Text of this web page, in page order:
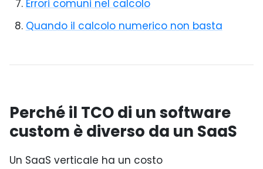
Errori comuni nel calcolo
Quando il calcolo numerico non basta
Perché il TCO di un software
custom è diverso da un SaaS
Un SaaS verticale ha un costo